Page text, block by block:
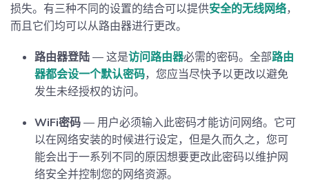
损失。有三种不同的设置的结合可以提供安全的无线网络，
而且它们均可以从路由器进行更改。
路由器登陆— 这是访问路由器必需的密码。全部路由
器都会设一个默认密码，您应当尽快予以更改以避免
发生未经授权的访问。
WiFi密码— 用户必须输入此密码才能访问网络。它可
以在网络安装的时候进行设定，但是久而久之，您可
能会出于一系列不同的原因想要更改此密码以维护网
络安全并控制您的网络资源。